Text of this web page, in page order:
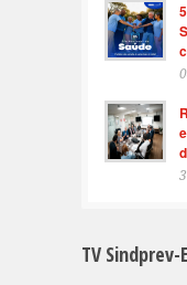
TV Sindprev-